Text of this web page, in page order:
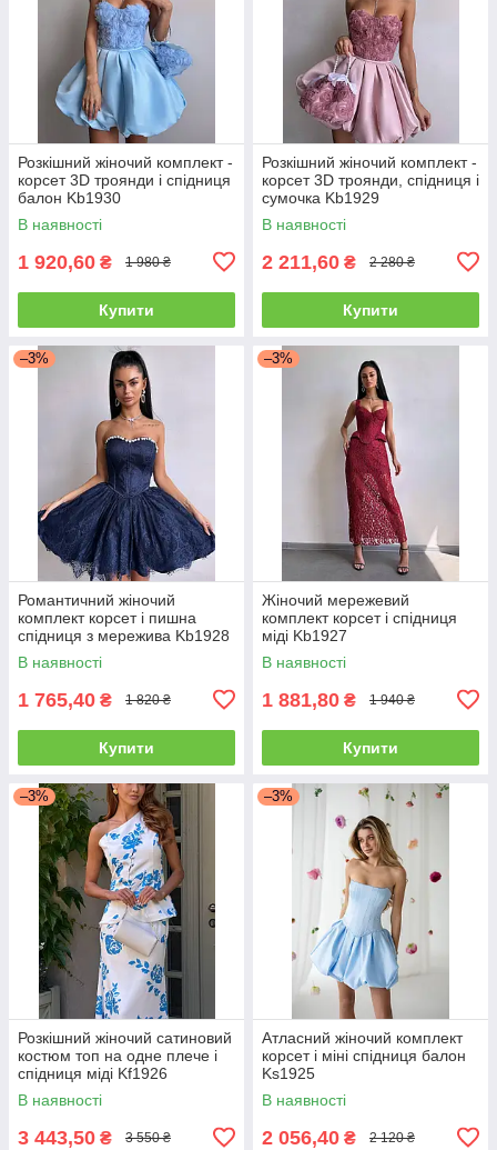
Розкішний жіночий комплект -
корсет 3D троянди і спідниця
балон Kb1930
В наявності
1 920,60 ₴ 1 980 ₴
Купити
Розкішний жіночий комплект -
корсет 3D троянди, спідниця і
сумочка Kb1929
В наявності
2 211,60 ₴ 2 280 ₴
Купити
–3%
Романтичний жіночий
комплект корсет і пишна
спідниця з мережива Kb1928
В наявності
1 765,40 ₴ 1 820 ₴
Купити
–3%
Жіночий мережевий
комплект корсет і спідниця
міді Kb1927
В наявності
1 881,80 ₴ 1 940 ₴
Купити
–3%
Розкішний жіночий сатиновий
костюм топ на одне плече і
спідниця міді Kf1926
В наявності
3 443,50 ₴ 3 550 ₴
–3%
Атласний жіночий комплект
корсет і міні спідниця балон
Ks1925
В наявності
2 056,40 ₴ 2 120 ₴